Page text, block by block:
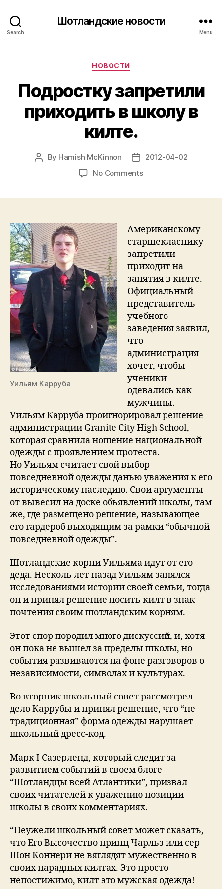
Search
Шотландские новости
Menu
Categories
НОВОСТИ
Подростку запретили
приходить в школу в
килте.
Post
By Hamish McKinnon
Post2012-04-02
No Commentson
школу
в
килте.
Уильям Карруба
Американскому
старшекласнику
запретили
приходит на
занятия в килте.
Официальный
представитель
учебного
заведения заявил,
что
администрация
хочет, чтобы
ученики
одевались как
мужчины.
Уильям Карруба проигнорировал решение
администрации Granite City High School,
которая сравнила ношение национальной
одежды с проявлением протеста.
Но Уильям считает свой выбор
повседневной одежды данью уважения к его
историческому наследию. Свои аргументы
от вывесил на доске обьявлений школы, там
же, где размещено решение, называющее
его гардероб выходящим за рамки “обычной
повседневной одежды”.
Шотландские корни Уильяма идут от его
деда. Несколь лет назад Уильям занялся
исследованиями истории своей семьи, тогда
он и принял решение носить килт в знак
почтения своим шотландским корням.
Этот спор породил много дискуссий, и, хотя
он пока не вышел за пределы школы, но
события развиваются на фоне разговоров о
независимости, символах и культурах.
Во вторник школьный совет рассмотрел
дело Каррубы и принял решение, что “не
традиционная” форма одежды нарушает
школьный дресс-код.
Марк I Сазерленд, который следит за
развитием событий в своем блоге
“Шотландцы всей Атлантики”, призвал
своих читателей к уважению позиции
школы в своих комментариях.
“Неужели школьный совет может сказать,
что Его Высочество принц Чарльз или сер
Шон Коннери не вяглядят мужественно в
своих парадных килтах. Это просто
непостижимо, килт это мужская одежда! –